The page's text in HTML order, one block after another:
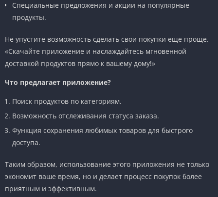
Специальные предложения и акции на популярные
продукты.
Не упустите возможность сделать свои покупки еще проще.
«Скачайте приложение и наслаждайтесь мгновенной
доставкой продуктов прямо к вашему дому!»
Что предлагает приложение?
Поиск продуктов по категориям.
Возможность отслеживания статуса заказа.
Функция сохранения любимых товаров для быстрого
доступа.
Таким образом, использование этого приложения не только
экономит ваше время, но и делает процесс покупок более
приятным и эффективным.